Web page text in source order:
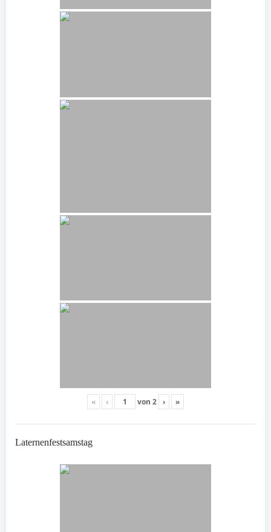
« ‹ von 2 › »
Laternenfestsamstag